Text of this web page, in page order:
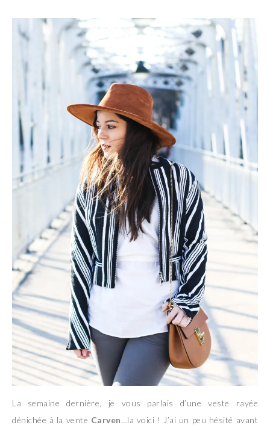
La semaine dernière, je vous parlais d’une veste rayée
dénichée à la vente Carven…la voici ! J’ai un peu hésité avant